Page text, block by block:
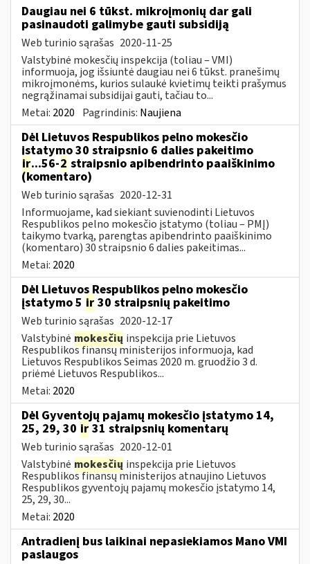
Daugiau nei 6 tūkst. mikroįmonių dar gali
pasinaudoti galimybe gauti subsidiją
Web turinio sąrašas 2020-11-25
Valstybinė mokesčių inspekcija (toliau – VMI)
informuoja, jog išsiuntė daugiau nei 6 tūkst. pranešimų
mikroįmonėms, kurios sulaukė kvietimų teikti prašymus
negrąžinamai subsidijai gauti, tačiau to...
Metai: 2020 Pagrindinis: Naujiena
Dėl Lietuvos Respublikos pelno mokesčio
įstatymo 30 straipsnio 6 dalies pakeitimo
ir...56-2 straipsnio apibendrinto paaiškinimo
(komentaro)
Web turinio sąrašas 2020-12-31
Informuojame, kad siekiant suvienodinti Lietuvos
Respublikos pelno mokesčio įstatymo (toliau – PMĮ)
taikymo tvarką, parengtas apibendrinto paaiškinimo
(komentaro) 30 straipsnio 6 dalies pakeitimas...
Metai: 2020
Dėl Lietuvos Respublikos pelno mokesčio
įstatymo 5 ir 30 straipsnių pakeitimo
Web turinio sąrašas 2020-12-17
Valstybinė mokesčių inspekcija prie Lietuvos
Respublikos finansų ministerijos informuoja, kad
Lietuvos Respublikos Seimas 2020 m. gruodžio 3 d.
priėmė Lietuvos Respublikos...
Metai: 2020
Dėl Gyventojų pajamų mokesčio įstatymo 14,
25, 29, 30 ir 31 straipsnių komentarų
Web turinio sąrašas 2020-12-01
Valstybinė mokesčių inspekcija prie Lietuvos
Respublikos finansų ministerijos atnaujino Lietuvos
Respublikos gyventojų pajamų mokesčio įstatymo 14,
25, 29, 30...
Metai: 2020
Antradienį bus laikinai nepasiekiamos Mano VMI
paslaugos